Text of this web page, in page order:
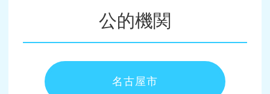
公的機関
名古屋市